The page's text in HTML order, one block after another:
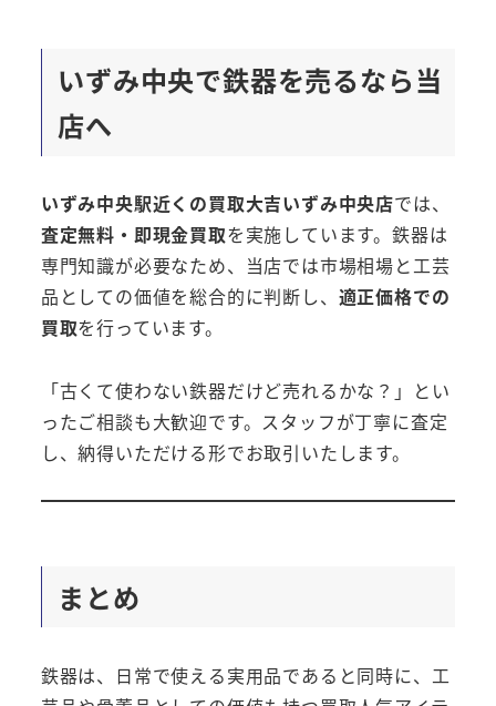
いずみ中央で鉄器を売るなら当
店へ
いずみ中央駅近くの買取大吉いずみ中央店では、
査定無料・即現金買取を実施しています。鉄器は
専門知識が必要なため、当店では市場相場と工芸
品としての価値を総合的に判断し、 適正価格での
買取を行っています。
「古くて使わない鉄器だけど売れるかな？」とい
ったご相談も大歓迎です。スタッフが丁寧に査定
し、納得いただける形でお取引いたします。
まとめ
鉄器は、日常で使える実用品であると同時に、工